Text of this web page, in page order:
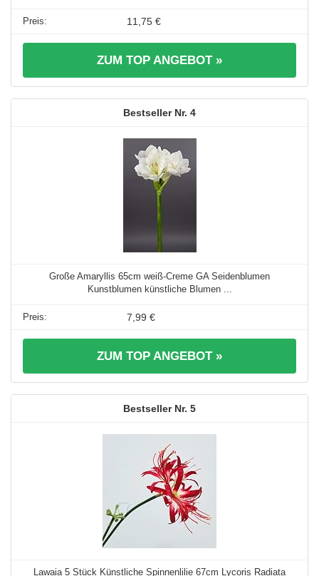
11,75 €
ZUM TOP ANGEBOT »
4
Große Amaryllis 65cm weiß-Creme GA Seidenblumen
Kunstblumen künstliche Blumen ...
7,99 €
ZUM TOP ANGEBOT »
5
Lawaia 5 Stück Künstliche Spinnenlilie 67cm Lycoris Radiata